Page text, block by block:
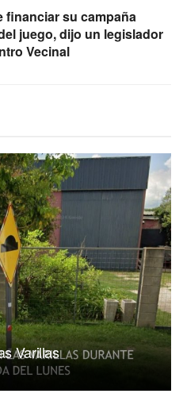
financiar su campaña
juego, dijo un legislador
Vecinal
Varillas